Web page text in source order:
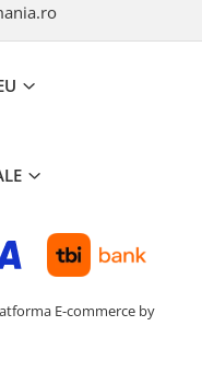
E-commerce by